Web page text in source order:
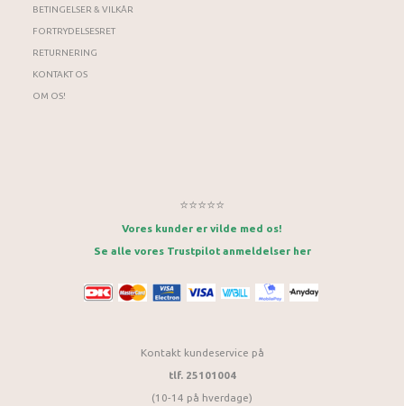
BETINGELSER & VILKÅR
FORTRYDELSESRET
RETURNERING
KONTAKT OS
OM OS!
⭐⭐⭐⭐⭐
Vores kunder er vilde med os!
Se alle vores Trustpilot anmeldelser her
Kontakt kundeservice på
tlf. 25101004
(10-14 på hverdage)